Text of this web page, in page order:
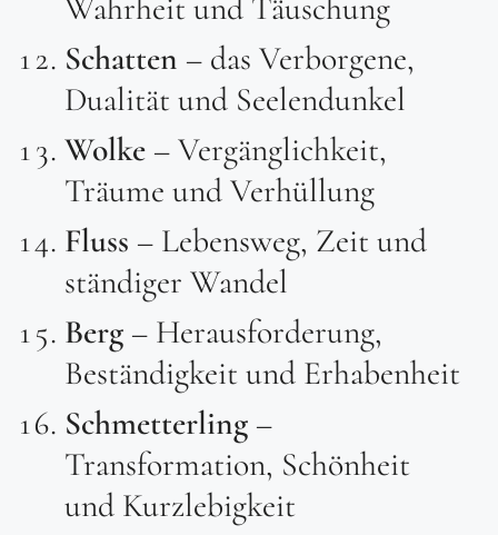
Wahrheit und Täuschung
Schatten – das Verborgene,
Dualität und Seelendunkel
Wolke – Vergänglichkeit,
Träume und Verhüllung
Fluss – Lebensweg, Zeit und
ständiger Wandel
Berg – Herausforderung,
Beständigkeit und Erhabenheit
Schmetterling –
Transformation, Schönheit
und Kurzlebigkeit